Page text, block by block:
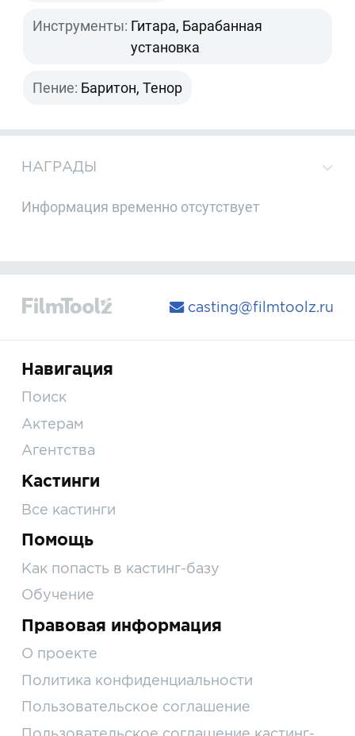
Инструменты: Гитара, Барабанная
установка
Пение: Баритон, Тенор
НАГРАДЫ
Информация временно отсутствует
casting@filmtoolz.ru
Навигация
Поиск
Актерам
Агентства
Кастинги
Все кастинги
Помощь
Как попасть в кастинг-базу
Обучение
Правовая информация
О проекте
Политика конфиденциальности
Пользовательское соглашение
Пользовательское соглашение кастинг-